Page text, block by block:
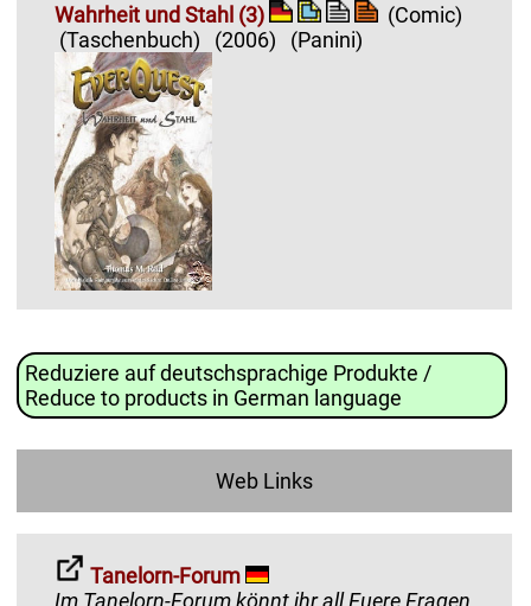
Wahrheit und Stahl (3)
(Comic)
(Taschenbuch)
(2006) (Panini)
Reduziere auf deutschsprachige Produkte /
Reduce to products in German language
Web Links
Tanelorn-Forum
Im Tanelorn-Forum könnt ihr all Euere Fragen